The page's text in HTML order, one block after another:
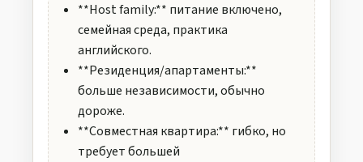
**Host family:** питание включено,
семейная среда, практика
английского.
**Резиденция/апартаменты:**
больше независимости, обычно
дороже.
**Совместная квартира:** гибко, но
требует большей